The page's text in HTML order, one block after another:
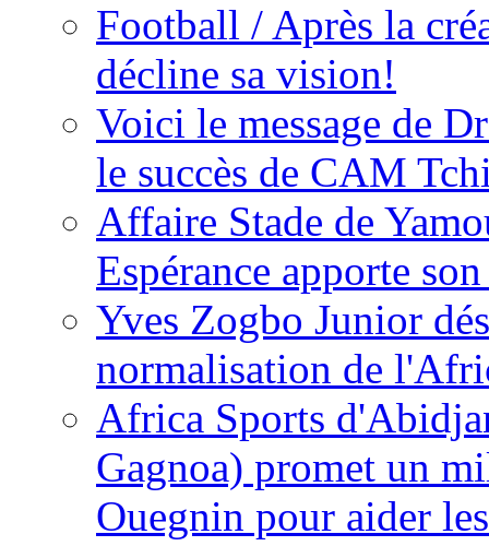
Football / Après la
décline sa vision!
Voici le message de
le succès de CAM
Affaire Stade de
Espérance apporte
Yves Zogbo Junior
normalisation de
Africa Sports
Gagnoa) promet un
Ouegnin pour aider